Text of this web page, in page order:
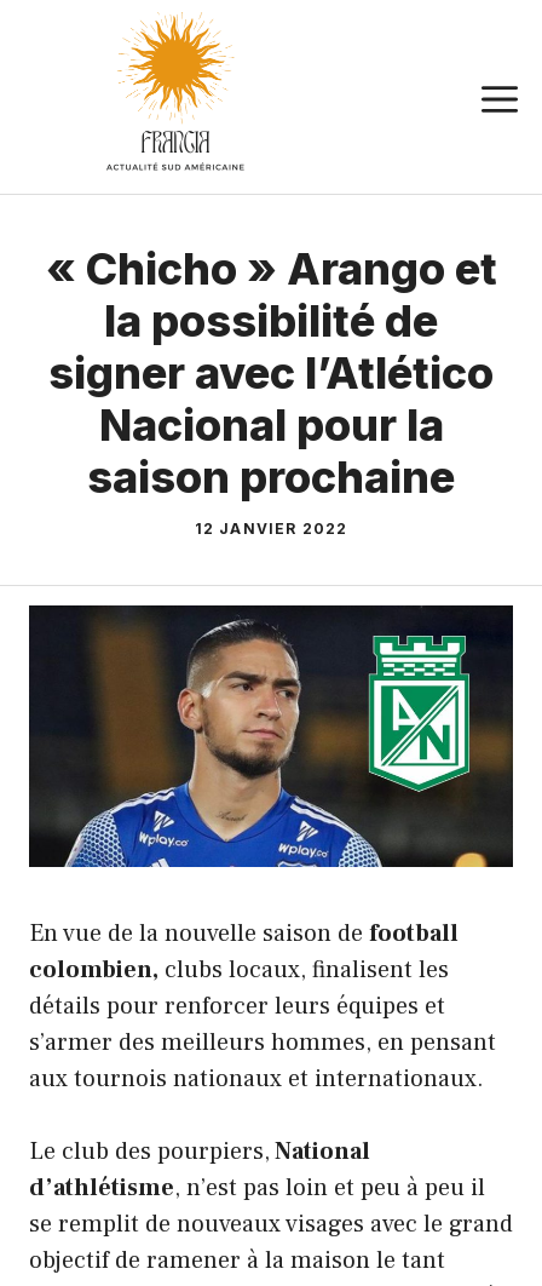
« Chicho » Arango et
la possibilité de
signer avec l’Atlético
Nacional pour la
saison prochaine
12 JANVIER 2022
En vue de la nouvelle saison de football
colombien, clubs locaux, finalisent les
détails pour renforcer leurs équipes et
s’armer des meilleurs hommes, en pensant
aux tournois nationaux et internationaux.
Le club des pourpiers,National
d’athlétisme, n’est pas loin et peu à peu il
se remplit de nouveaux visages avec le grand
objectif de ramener à la maison le tant